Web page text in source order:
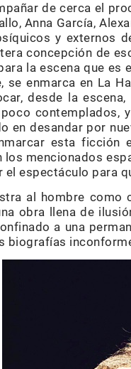
de cerca el
Anna García,
y externos
concepción de
la escena que
se enmarca en La
desde la
contemplados,
en desandar por
esta ficción
los mencionados
espectáculo para
al hombre como
obra llena de
a una
biografías